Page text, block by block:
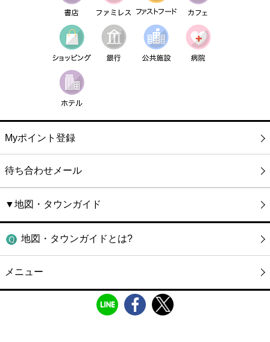
Myポイント登録
待ち合わせメール
▼地図・タウンガイド
地図・タウンガイドとは?
メニュー